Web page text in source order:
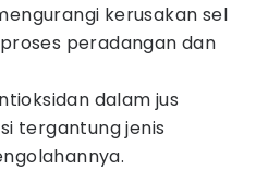
kerusakan sel
peradangan dan
dalam jus
tergantung jenis